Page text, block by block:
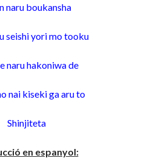
naru boukansha
seishi yori mo tooku
naru hakoniwa de
nai kiseki ga aru to
Shinjiteta
en espanyol: